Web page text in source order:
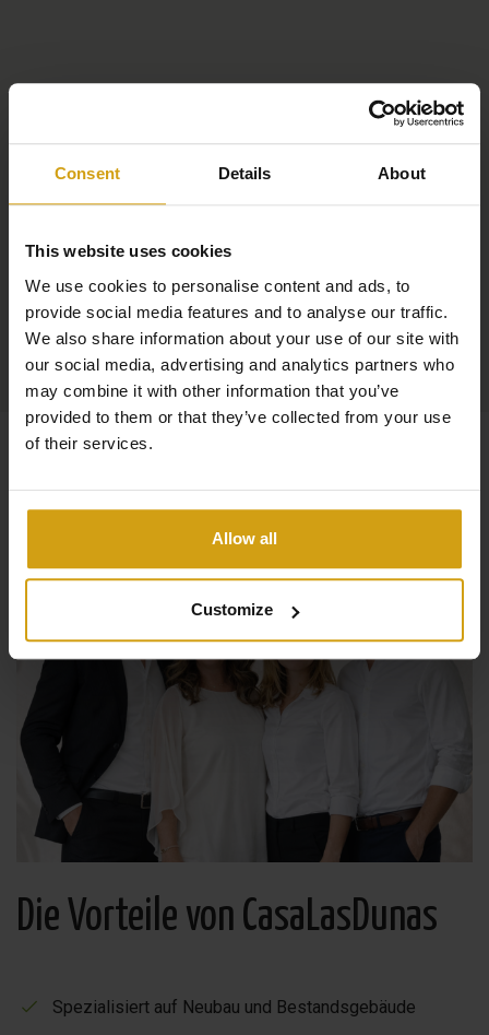
Consent Details About
This website uses cookies
We use cookies to personalise content and ads, to
provide social media features and to analyse our traffic.
We also share information about your use of our site with
our social media, advertising and analytics partners who
may combine it with other information that you’ve
provided to them or that they’ve collected from your use
of their services.
Allow all
Customize
Die Vorteile von CasaLasDunas
Spezialisiert auf Neubau und Bestandsgebäude